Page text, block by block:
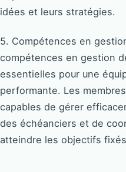
idées et leurs stratégies.
5. Compétences en
compétences en gestion
essentielles pour une
performante. Les
capables de gérer
des échéanciers et de
atteindre les objectifs